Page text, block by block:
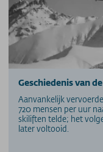
Geschiedenis van
Aanvankelijk
720 mensen per uur
skiliften telde; het
later voltooid.